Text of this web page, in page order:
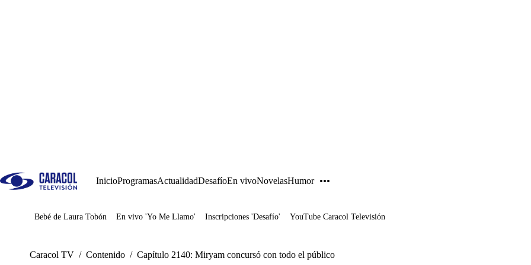
InicioProgramasActualidadDesafíoEn vivoNovelasHumor
Juegos
Bebé de Laura Tobón En vivo 'Yo Me Llamo' Inscripciones 'Desafío' YouTube Caracol Televisión
Caracol TV / Contenido / Capítulo 2140: Miryam concursó con todo el público